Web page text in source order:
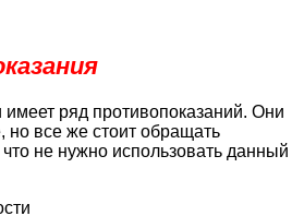
имеет ряд противопоказаний. Они
но все же стоит обращать
не нужно использовать данный